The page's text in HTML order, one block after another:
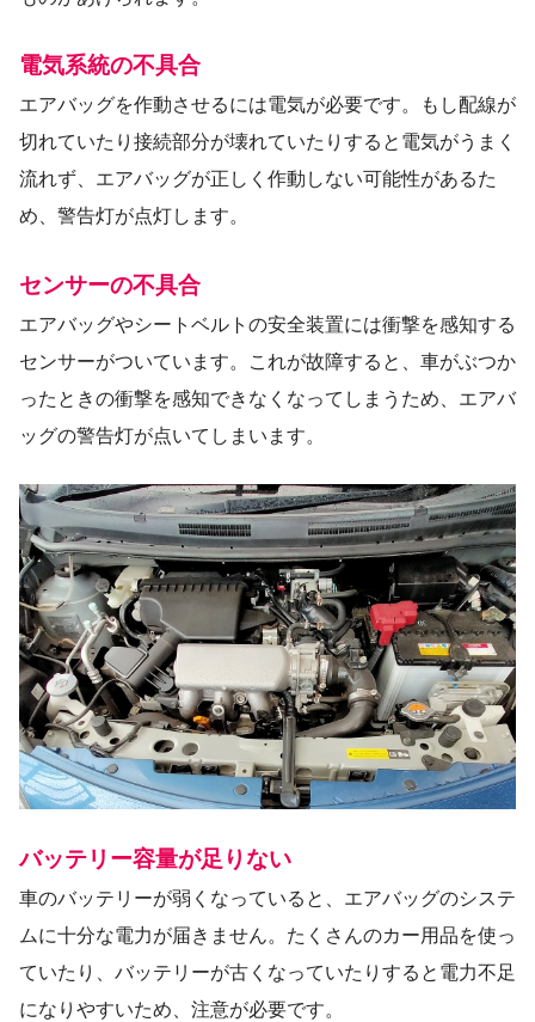
電気系統の不具合
エアバッグを作動させるには電気が必要です。もし配線が
切れていたり接続部分が壊れていたりすると電気がうまく
流れず、エアバッグが正しく作動しない可能性があるた
め、警告灯が点灯します。
センサーの不具合
エアバッグやシートベルトの安全装置には衝撃を感知する
センサーがついています。これが故障すると、車がぶつか
ったときの衝撃を感知できなくなってしまうため、エアバ
ッグの警告灯が点いてしまいます。
バッテリー容量が足りない
車のバッテリーが弱くなっていると、エアバッグのシステ
ムに十分な電力が届きません。たくさんのカー用品を使っ
ていたり、バッテリーが古くなっていたりすると電力不足
になりやすいため、注意が必要です。